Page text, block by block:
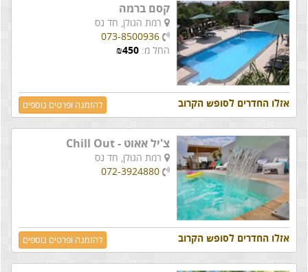
קסם ברמה
רמת הגולן, חד נס
073-8500936
החל מ:
₪450
אזלו החדרים לסופש הקרוב להזמנה ופרטים נוספים
צ'יל אאוט - Chill Out
רמת הגולן, חד נס
072-3924880
אזלו החדרים לסופש הקרוב להזמנה ופרטים נוספים